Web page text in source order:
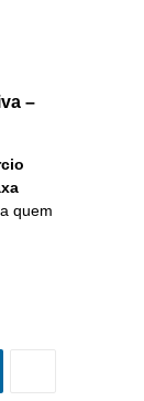
–
quem